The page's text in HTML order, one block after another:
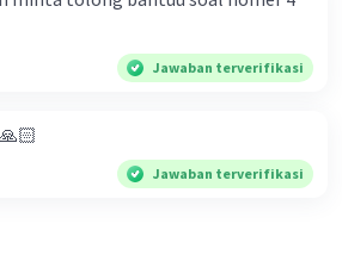
beras kemasan 25 kg dan 50 kg
9. Berdasarkan teks tersebut, jika
kecil adalah Rp7.500 dan karung
A. Rp2.540.000 C. Rp2.312.000 B.
Jawaban terverifikasi
Jawaban terverifikasi